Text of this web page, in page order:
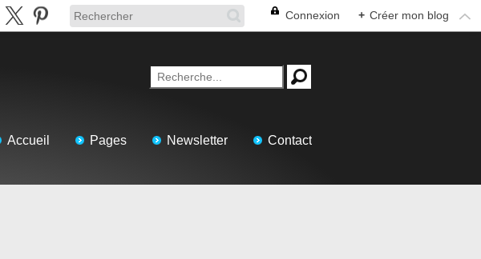
Connexion + Créer mon blog
Accueil Pages Newsletter Contact